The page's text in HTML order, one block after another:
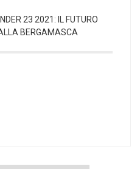
23 2021: IL FUTURO
BERGAMASCA